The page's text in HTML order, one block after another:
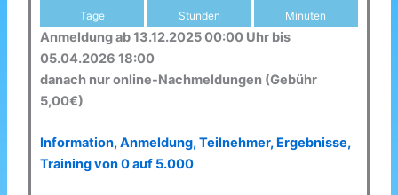
Tage Stunden Minuten
Anmeldung ab 13.12.2025 00:00 Uhr bis
05.04.2026 18:00
danach nur online-Nachmeldungen (Gebühr
5,00€)
Information, Anmeldung, Teilnehmer, Ergebnisse,
Training von 0 auf 5.000